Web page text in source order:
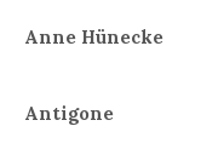
Anne Hünecke
Antigone